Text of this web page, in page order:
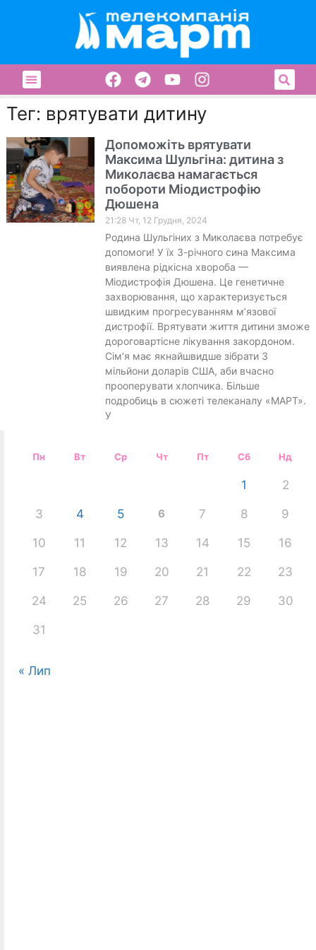
Тег: врятувати дитину
Допоможіть врятувати
Максима Шульгіна: дитина з
Миколаєва намагається
побороти Міодистрофію
Дюшена
21:28 Чт, 12 Грудня, 2024
Родина Шульгіних з Миколаєва потребує
допомоги! У їх 3-річного сина Максима
виявлена рідкісна хвороба —
Міодистрофія Дюшена. Це генетичне
захворювання, що характеризується
швидким прогресуванням м’язової
дистрофії. Врятувати життя дитини зможе
дороговартісне лікування закордоном.
Сім’я має якнайшвидше зібрати 3
мільйони доларів США, аби вчасно
прооперувати хлопчика. Більше
подробиць в сюжеті телеканалу «МАРТ».
У
Пн Вт Ср Чт Пт Сб Нд
1 2
3 4 5 6 7 8 9
10 11 12 13 14 15 16
17 18 19 20 21 22 23
24 25 26 27 28 29 30
31
« Лип